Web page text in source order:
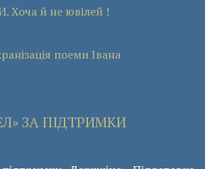
Хоча й не ювілей !
поеми Івана
ЗА ПІДТРИМКИ